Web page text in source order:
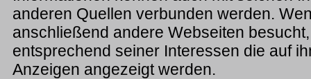
anderen Quellen verbunden werden.
anschließend andere Webseiten
entsprechend seiner Interessen die auf
Anzeigen angezeigt werden.